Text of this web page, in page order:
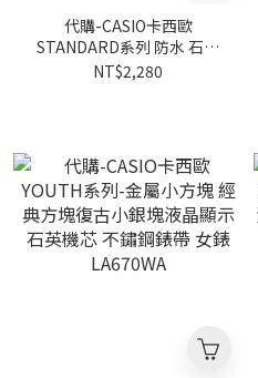
代購-CASIO卡西歐
STANDARD系列 防水 石英
機芯 不鏽鋼錶帶
NT$2,280